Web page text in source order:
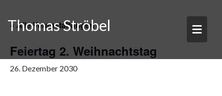
content
Thomas Ströbel
« Alle Veranstaltungen
Feiertag 2. Weihnachtstag
26. Dezember 2030